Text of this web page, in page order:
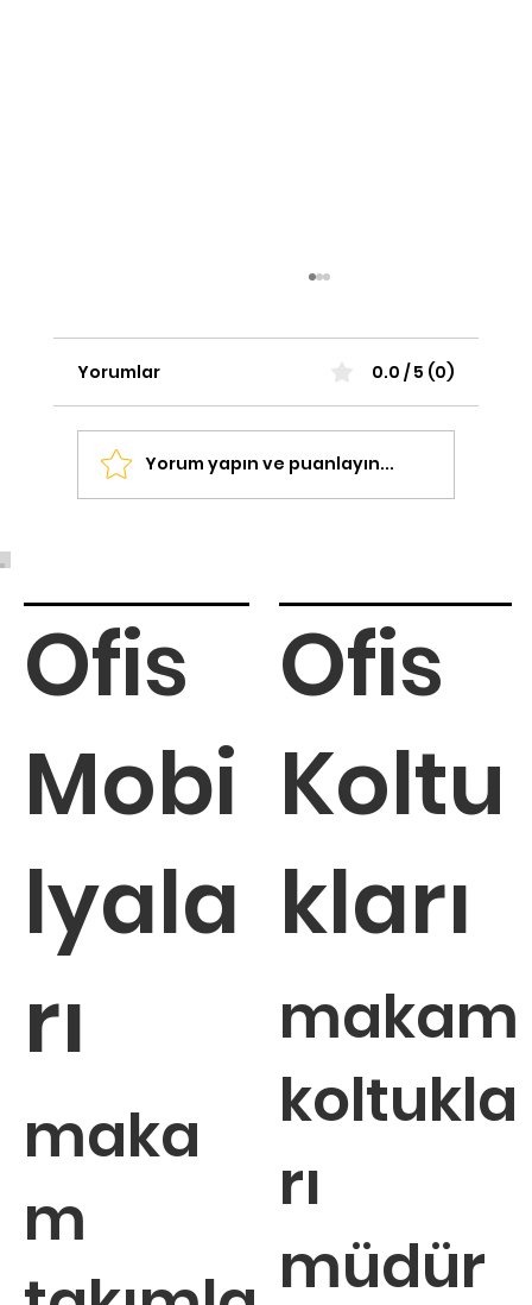
Yorumlar 0.0 / 5 (0)
Yorum yapın ve puanlayın...
Ofis
Mobi
lyala
rı
maka
m
Ofis
Koltu
kları
makam
koltukla
rı
müdür